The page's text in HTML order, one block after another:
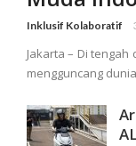
Inklusif Kolaboratif
Jakarta – Di
mengguncang